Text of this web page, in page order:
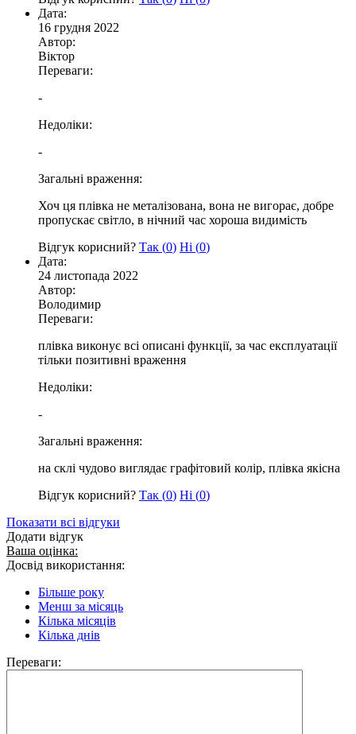
Дата:
16 грудня 2022
Автор:
Віктор
Переваги:
-
Недоліки:
-
Загальні враження:
Хоч ця плівка не металізована, вона не вигорає, добре
пропускає світло, в нічний час хороша видимість
Відгук корисний? Так (0) Ні (0)
Дата:
24 листопада 2022
Автор:
Володимир
Переваги:
плівка виконує всі описані функції, за час експлуатації
тільки позитивні враження
Недоліки:
-
Загальні враження:
на склі чудово виглядає графітовий колір, плівка якісна
Відгук корисний? Так (0) Ні (0)
Показати всі відгуки
Додати відгук
Ваша оцінка:
Досвід використання:
Більше року
Менш за місяць
Кілька місяців
Кілька днів
Переваги: